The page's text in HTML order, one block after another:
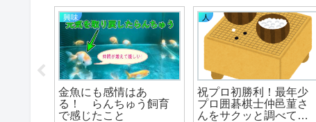
興味
金魚にも感情はあ
る！ らんちゅう飼育
で感じたこと
人
祝プロ初勝利！最年少
プロ囲碁棋士仲邑菫さ
んをサクッと調べてみ